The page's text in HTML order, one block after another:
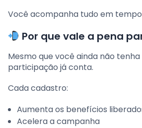
Você acompanha tudo em
Por que vale a pena
Mesmo que você ainda não
participação já conta.
Cada cadastro:
Aumenta os benefícios
Acelera a campanha